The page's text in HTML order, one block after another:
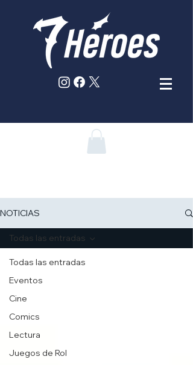
NOTICIAS
Todas las entradas
Eventos
Cine
Comics
Lectura
Juegos de Rol
Todas las entradas